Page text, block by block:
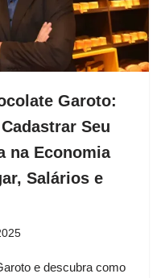
Garoto:
Seu
na Economia
Salários e
e descubra como